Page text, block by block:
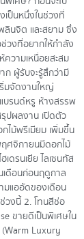
ป็นหนึ่งในช่วงที่
ลินจิต และสยาม ซึ่ง
วงที่อยากให้กำลัง
ความเหนื่อยสะสม
ก ผู้รับจะรู้สึกว่ามี
มจัดงานใหญ่
บรนด์หรู ห้างสรรพ
ปผลงาน เปิดตัว
ม้พรีเมียม เพิ่มขึ้น
ศจิกายนมีดอกไม้
ดรนเยีย ไลเซนทัส
เดือนก่อนฤดูกาล
มแออัดของเดือน
วงนี้ 2. โทนสีช่อ
ขายดีเป็นพิเศษใน
Luxury